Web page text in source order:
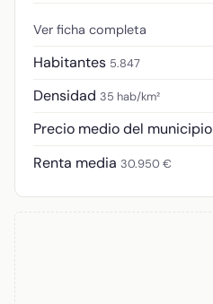
Ver ficha completa
Habitantes 5.847
Densidad 35 hab/km²
Precio medio del municipio
Renta media 30.950 €